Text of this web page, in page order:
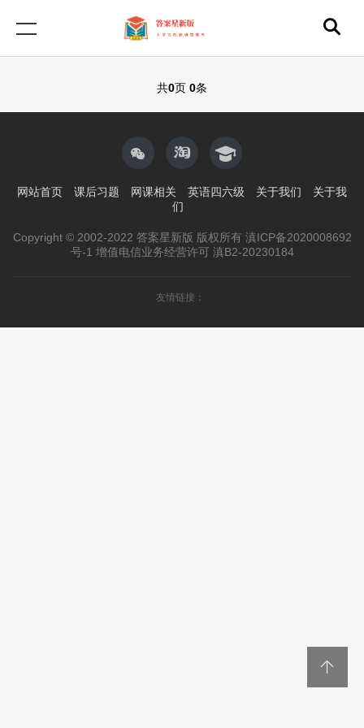
共0页 0条
网站首页 课后习题 网课相关 英语四六级 关于我们
关于我
们
Copyright © 2002-2022 答案星新版 版权所有 滇ICP备2020008692
号-1 增值电信业务经营许可 滇B2-20230184
友情链接：